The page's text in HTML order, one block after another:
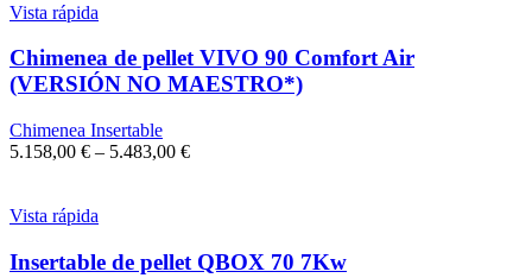
Vista rápida
Chimenea de pellet VIVO 90 Comfort Air
(VERSIÓN NO MAESTRO*)
Chimenea Insertable
5.158,00 € – 5.483,00 €
Vista rápida
Insertable de pellet QBOX 70 7Kw